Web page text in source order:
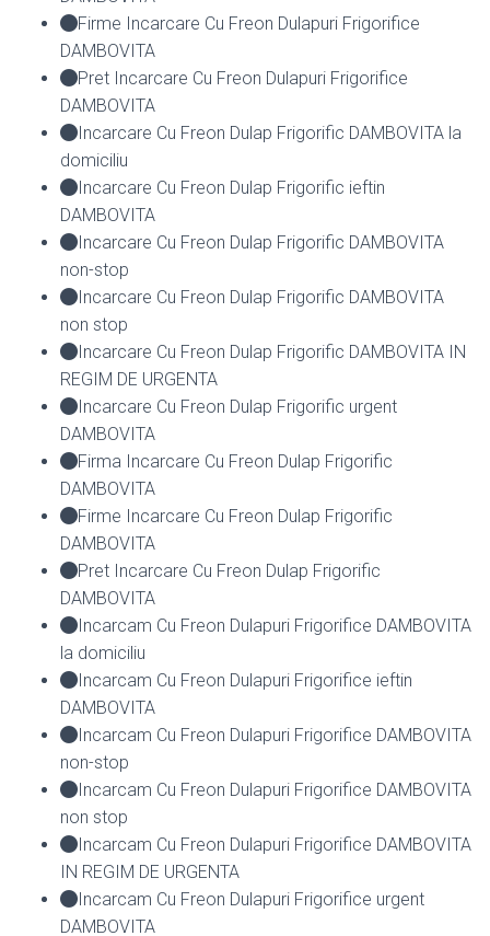
Firme Incarcare Cu Freon Dulapuri Frigorifice
DAMBOVITA
Pret Incarcare Cu Freon Dulapuri Frigorifice
DAMBOVITA
Incarcare Cu Freon Dulap Frigorific DAMBOVITA la
domiciliu
Incarcare Cu Freon Dulap Frigorific ieftin
DAMBOVITA
Incarcare Cu Freon Dulap Frigorific DAMBOVITA
non-stop
Incarcare Cu Freon Dulap Frigorific DAMBOVITA
non stop
Incarcare Cu Freon Dulap Frigorific DAMBOVITA IN
REGIM DE URGENTA
Incarcare Cu Freon Dulap Frigorific urgent
DAMBOVITA
Firma Incarcare Cu Freon Dulap Frigorific
DAMBOVITA
Firme Incarcare Cu Freon Dulap Frigorific
DAMBOVITA
Pret Incarcare Cu Freon Dulap Frigorific
DAMBOVITA
Incarcam Cu Freon Dulapuri Frigorifice DAMBOVITA
la domiciliu
Incarcam Cu Freon Dulapuri Frigorifice ieftin
DAMBOVITA
Incarcam Cu Freon Dulapuri Frigorifice DAMBOVITA
non-stop
Incarcam Cu Freon Dulapuri Frigorifice DAMBOVITA
non stop
Incarcam Cu Freon Dulapuri Frigorifice DAMBOVITA
IN REGIM DE URGENTA
Incarcam Cu Freon Dulapuri Frigorifice urgent
DAMBOVITA